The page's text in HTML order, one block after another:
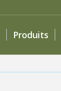
Produits